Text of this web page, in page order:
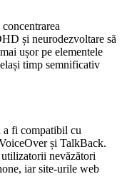
și neurodezvoltare să
ușor pe elementele
timp semnificativ
a fi compatibil cu
și TalkBack.
nevăzători
iar site-urile web